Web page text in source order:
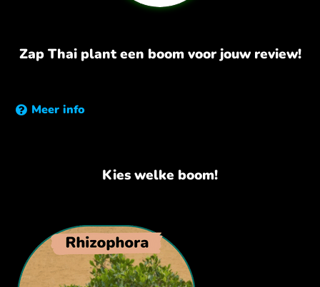
Zap Thai plant een boom voor jouw review!
Meer info
Kies welke boom!